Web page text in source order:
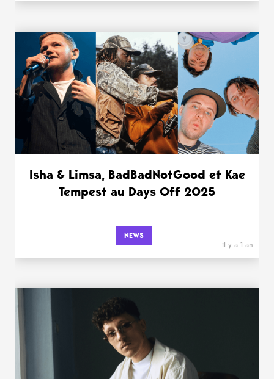
Isha & Limsa, BadBadNotGood et Kae
Tempest au Days Off 2025
NEWS
il y a 1 an